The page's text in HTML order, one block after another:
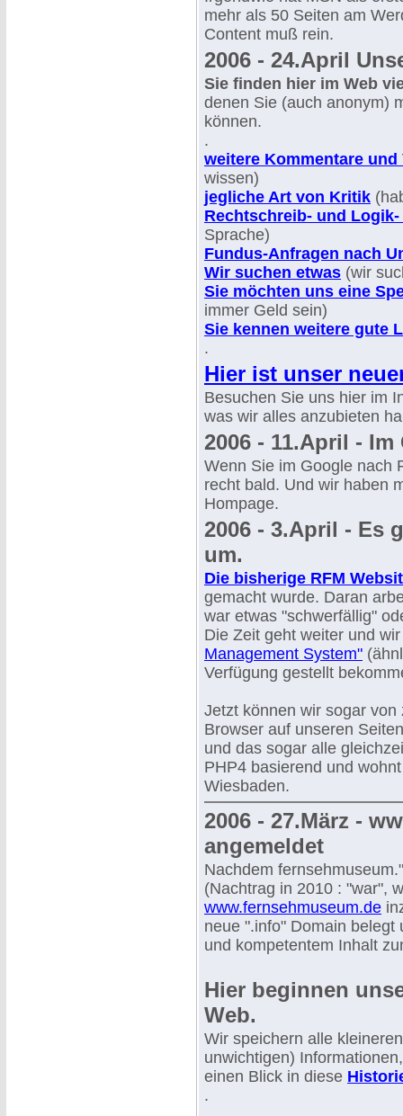
mehr als 50 Seiten am
Content muß rein.
2006 - 24.April
Sie finden hier im Web
denen Sie (auch anonym)
können.
.
weitere Kommentare und
wissen)
jegliche Art von Kritik
Rechtschreib- und Logik-
Sprache)
Fundus-Anfragen nach
Wir suchen etwas (wir
Sie möchten uns eine
immer Geld sein)
Sie kennen weitere gute
.
Hier ist unser
Besuchen Sie uns hier im
was wir alles anzubieten
2006 - 11.April -
Wenn Sie im Google nach
recht bald. Und wir haben
Hompage.
2006 - 3.April - Es
um.
Die bisherige RFM
gemacht wurde. Daran
war etwas "schwerfällig"
Die Zeit geht weiter und
Management System"
Verfügung gestellt
Jetzt können wir sogar
Browser auf unseren
und das sogar alle
PHP4 basierend und
Wiesbaden.
2006 - 27.März -
angemeldet
Nachdem
(Nachtrag in 2010 : "war",
www.fernsehmuseum.de
neue ".info" Domain
und kompetentem Inhalt
Hier beginnen
Web.
Wir speichern alle
unwichtigen)
einen Blick in diese
.